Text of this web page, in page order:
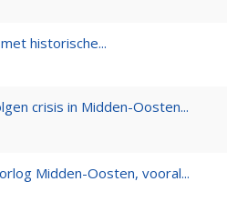
historische...
crisis in Midden-Oosten...
Midden-Oosten, vooral...